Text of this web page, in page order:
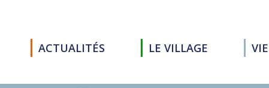
ACTUALITÉS LE VILLAGE